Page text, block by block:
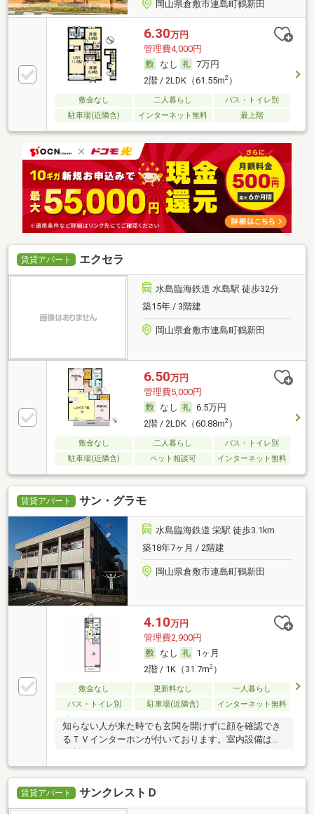
岡山県倉敷市連島町鶴新田
6.30万円
管理費4,000円
なし
7万円
2階 / 2LDK（61.55m2）
敷金なし 二人暮らし
バス・トイレ別
駐車場(近隣含)
インターネット無料 最上階
賃貸アパート エクセラ
水島臨海鉄道 水島駅 徒歩32分
築15年 / 3階建
岡山県倉敷市連島町鶴新田
6.50万円
管理費5,000円
なし
6.5万円
2階 / 2LDK（60.88m2）
敷金なし 二人暮らし
バス・トイレ別
駐車場(近隣含)
ペット相談可 インターネット無料
賃貸アパート サン・グラモ
水島臨海鉄道 栄駅 徒歩3.1km
築18年7ヶ月 / 2階建
岡山県倉敷市連島町鶴新田
4.10万円
管理費2,900円
なし
1ヶ月
2階 / 1K（31.7m2）
敷金なし 更新料なし
一人暮らし
バス・トイレ別
駐車場(近隣含) インターネット無料
知らない人が来た時でも玄関を開けずに顔を確認でき
るＴＶインターホンが付いております。室内設備は洗
賃貸アパート サンクレストＤ